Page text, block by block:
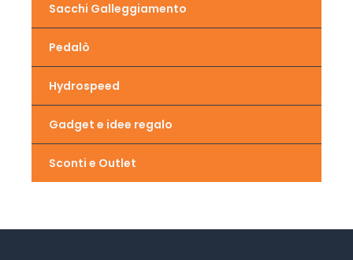
Sacchi Galleggiamento
Pedalò
Hydrospeed
Gadget e idee regalo
Sconti e Outlet